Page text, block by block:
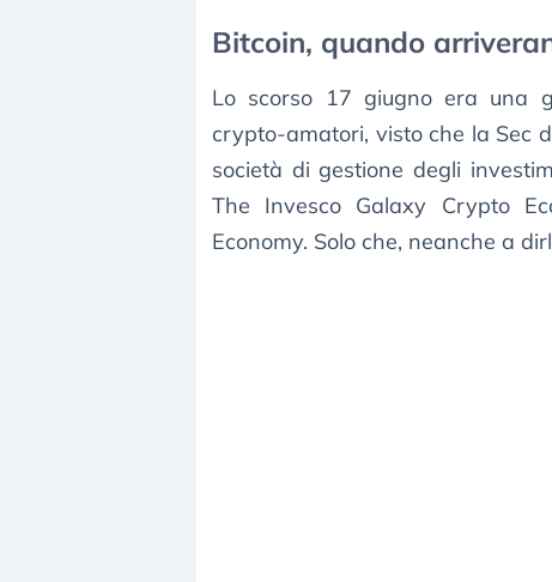
Bitcoin, quando
Lo scorso 17 giugno era una
crypto-amatori, visto che la Sec
società di gestione degli
The Invesco Galaxy Crypto
Economy. Solo che, neanche a